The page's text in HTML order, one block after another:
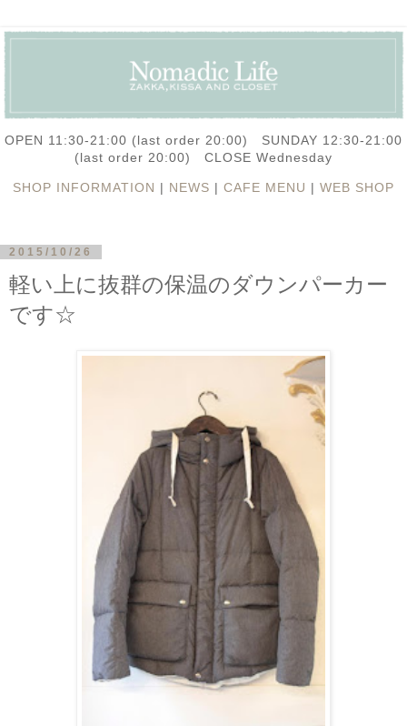
OPEN 11:30-21:00 (last order 20:00) SUNDAY 12:30-21:00
(last order 20:00) CLOSE Wednesday
SHOP INFORMATION | NEWS | CAFE MENU | WEB SHOP
2015/10/26
軽い上に抜群の保温のダウンパーカー
です☆